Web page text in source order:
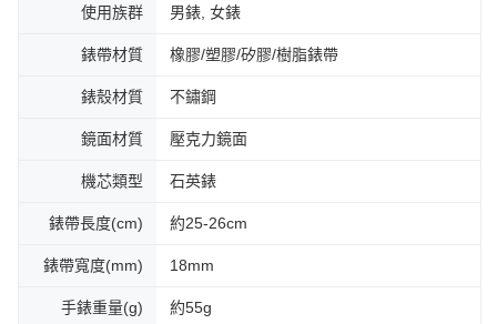
使用族群 男錶, 女錶
錶帶材質 橡膠/塑膠/矽膠/樹脂錶帶
錶殼材質 不鏽鋼
鏡面材質 壓克力鏡面
機芯類型 石英錶
錶帶長度(cm) 約25-26cm
錶帶寬度(mm) 18mm
手錶重量(g) 約55g